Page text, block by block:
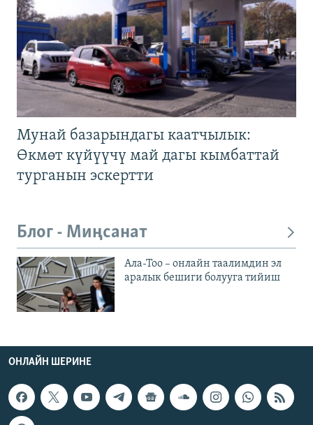
Мунай базарындагы каатчылык:
Өкмөт күйүүчү май дагы кымбаттай
турганын эскертти
Блог - Миңсанат
Ала-Тоо – онлайн таалимдин эл
аралык бешиги болууга тийиш
ОНЛАЙН ШЕРИНЕ